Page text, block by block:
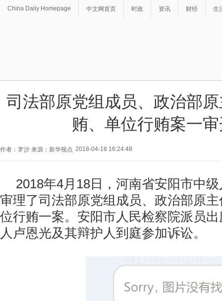
China Daily Homepage 中文网首页 时政 资讯 财经 生
司法部原党组成员、政治部
贿、单位行贿案一
作者：罗沙 来源：新华视点 2018-04-18 16:24:48
2018年4月18日，河南省安阳市中
审理了司法部原党组成员、政治部原
位行贿一案。安阳市人民检察院派员
人卢恩光及其辩护人到庭参加诉讼。